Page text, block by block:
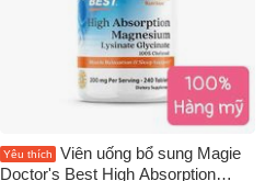
Yêu thích
Viên uống bổ sung Magie
Doctor's Best High Absorption